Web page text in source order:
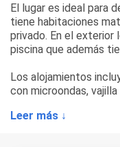
El lugar es ideal para
tiene habitaciones
privado. En el exterior
piscina que además
Los alojamientos
con microondas,
en casa.
Leer más ↓